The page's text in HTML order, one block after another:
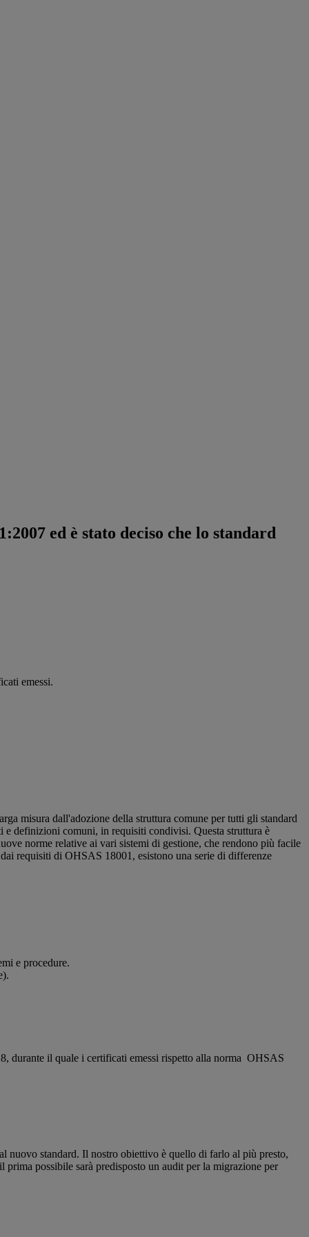
ed è stato deciso che lo standard
emessi.
misura dall'adozione della struttura comune per tutti gli standard
e definizioni comuni, in requisiti condivisi. Questa struttura è
norme relative ai vari sistemi di gestione, che rendono più facile
requisiti di OHSAS 18001, esistono una serie di differenze
e procedure.
durante il quale i certificati emessi rispetto alla norma OHSAS
nuovo standard. Il nostro obiettivo è quello di farlo al più presto,
possibile sarà predisposto un audit per la migrazione per